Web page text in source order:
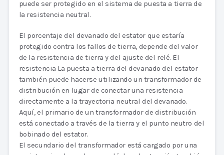
puede ser protegido en el sistema de puesta a tierra de
la resistencia neutral.
El porcentaje del devanado del estator que estaría
protegido contra los fallos de tierra, depende del valor
de la resistencia de tierra y del ajuste del relé. El
resistencia La puesta a tierra del devanado del estator
también puede hacerse utilizando un transformador de
distribución en lugar de conectar una resistencia
directamente a la trayectoria neutral del devanado.
Aquí, el primario de un transformador de distribución
está conectado a través de la tierra y el punto neutro del
bobinado del estator.
El secundario del transformador está cargado por una